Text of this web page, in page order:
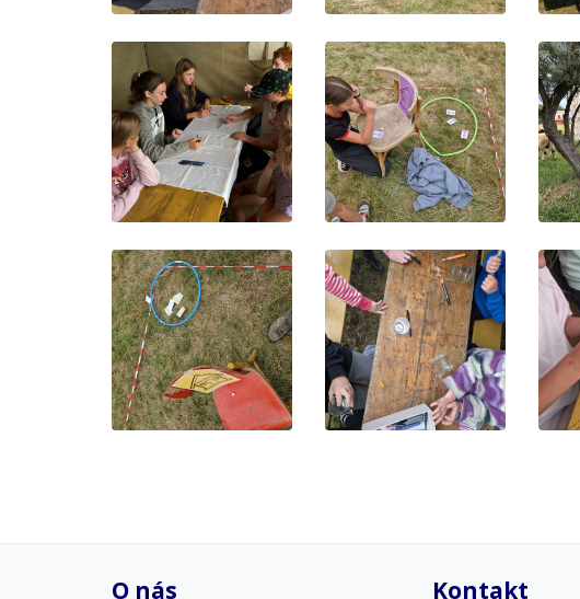
O nás Kontakt